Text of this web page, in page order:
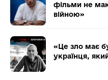
фільми не
війною»
«Це зло має
українця,